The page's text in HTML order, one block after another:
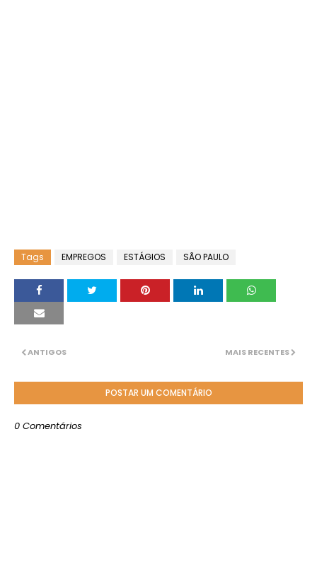
Tags EMPREGOS ESTÁGIOS SÃO PAULO
MAIS RECENTES
ANTIGOS
POSTAR UM COMENTÁRIO
0 Comentários